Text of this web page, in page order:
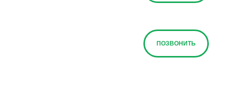
ПОЗВОНИТЬ